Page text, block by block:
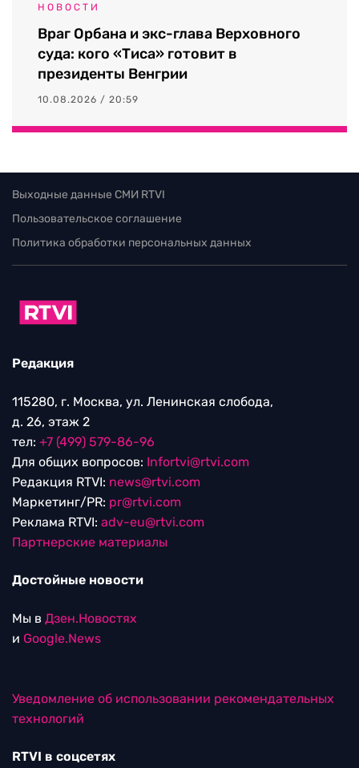
НОВОСТИ
Враг Орбана и экс-глава Верховного
суда: кого «Тиса» готовит в
президенты Венгрии
10.08.2026 / 20:59
Выходные данные СМИ RTVI
Пользовательское соглашение
Политика обработки персональных данных
Редакция
115280, г. Москва, ул. Ленинская слобода,
д. 26, этаж 2
тел: +7 (499) 579-86-96
Для общих вопросов: Infortvi@rtvi.com
Редакция RTVI: news@rtvi.com
Маркетинг/PR: pr@rtvi.com
Реклама RTVI: adv-eu@rtvi.com
Партнерские материалы
Достойные новости
Мы в Дзен.Новостях
и Google.News
Уведомление об использовании рекомендательных
технологий
RTVI в соцсетях